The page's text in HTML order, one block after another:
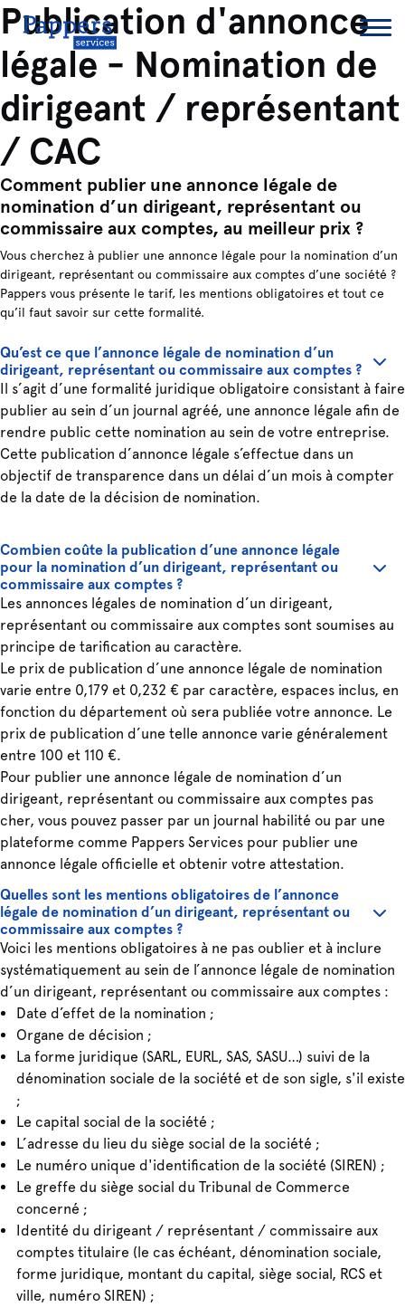
Publication d'annonce
légale - Nomination de
dirigeant / représentant
/ CAC
Comment publier une annonce légale de
nomination d’un dirigeant, représentant ou
commissaire aux comptes, au meilleur prix ?
Vous cherchez à publier une annonce légale pour la nomination d’un
dirigeant, représentant ou commissaire aux comptes d’une société ?
Pappers vous présente le tarif, les mentions obligatoires et tout ce
qu’il faut savoir sur cette formalité.
Qu’est ce que l’annonce légale de nomination d’un
dirigeant, représentant ou commissaire aux comptes ?
Il s’agit d’une formalité juridique obligatoire consistant à faire
publier au sein d’un journal agréé, une annonce légale afin de
rendre public cette nomination au sein de votre entreprise.
Cette publication d’annonce légale s’effectue dans un
objectif de transparence dans un délai d’un mois à compter
de la date de la décision de nomination.
Combien coûte la publication d’une annonce légale
pour la nomination d’un dirigeant, représentant ou
commissaire aux comptes ?
Les annonces légales de nomination d’un dirigeant,
représentant ou commissaire aux comptes sont soumises au
principe de tarification au caractère.
Le prix de publication d’une annonce légale de nomination
varie entre 0,179 et 0,232 € par caractère, espaces inclus, en
fonction du département où sera publiée votre annonce. Le
prix de publication d’une telle annonce varie généralement
entre 100 et 110 €.
Pour publier une annonce légale de nomination d’un
dirigeant, représentant ou commissaire aux comptes pas
cher, vous pouvez passer par un journal habilité ou par une
plateforme comme Pappers Services pour publier une
annonce légale officielle et obtenir votre attestation.
Quelles sont les mentions obligatoires de l’annonce
légale de nomination d’un dirigeant, représentant ou
commissaire aux comptes ?
Voici les mentions obligatoires à ne pas oublier et à inclure
systématiquement au sein de l’annonce légale de nomination
d’un dirigeant, représentant ou commissaire aux comptes :
Date d’effet de la nomination ;
Organe de décision ;
La forme juridique (SARL, EURL, SAS, SASU…) suivi de la
dénomination sociale de la société et de son sigle, s'il existe
;
Le capital social de la société ;
L’adresse du lieu du siège social de la société ;
Le numéro unique d'identification de la société (SIREN) ;
Le greffe du siège social du Tribunal de Commerce
concerné ;
Identité du dirigeant / représentant / commissaire aux
comptes titulaire (le cas échéant, dénomination sociale,
forme juridique, montant du capital, siège social, RCS et
ville, numéro SIREN) ;